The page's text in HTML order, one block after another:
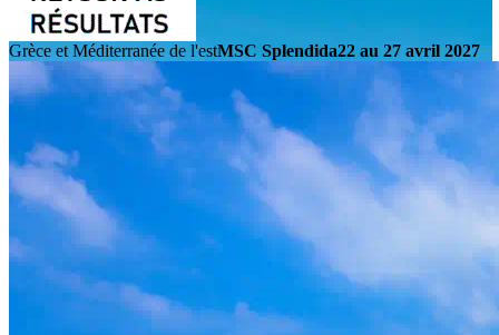
Grèce et Méditerranée de l'estMSC Splendida22 au 27 avril 2027